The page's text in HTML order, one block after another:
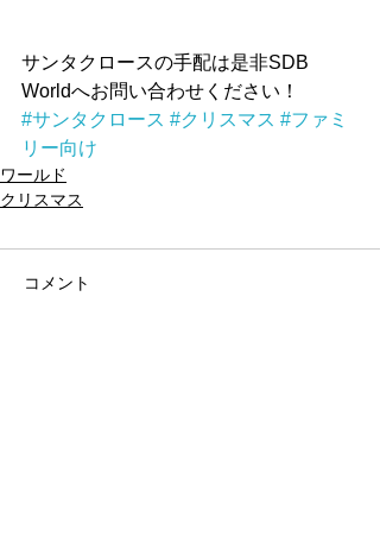
サンタクロースの手配は是非SDB
Worldへお問い合わせください！
#サンタクロース #クリスマス #ファミ
リー向け
ワールド
クリスマス
コメント